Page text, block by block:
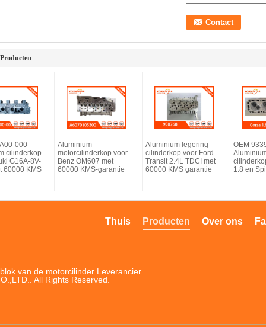
000
cilinderkop
G16A-8V-
60000 KMS
Aluminium
motorcilinderkop voor
Benz OM607 met
60000 KMS-garantie
Aluminium legering
cilinderkop voor Ford
Transit 2.4L TDCI met
60000 KMS garantie
OEM
1.8 en
Over ons
Producten
Thuis
van de motorcilinder Leverancier.
All Rights Reserved.